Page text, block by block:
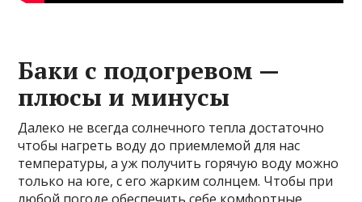
Баки с подогревом —
плюсы и минусы
Далеко не всегда солнечного тепла достаточно
чтобы нагреть воду до приемлемой для нас
температуры, а уж получить горячую воду можно
только на юге, с его жарким солнцем. Чтобы при